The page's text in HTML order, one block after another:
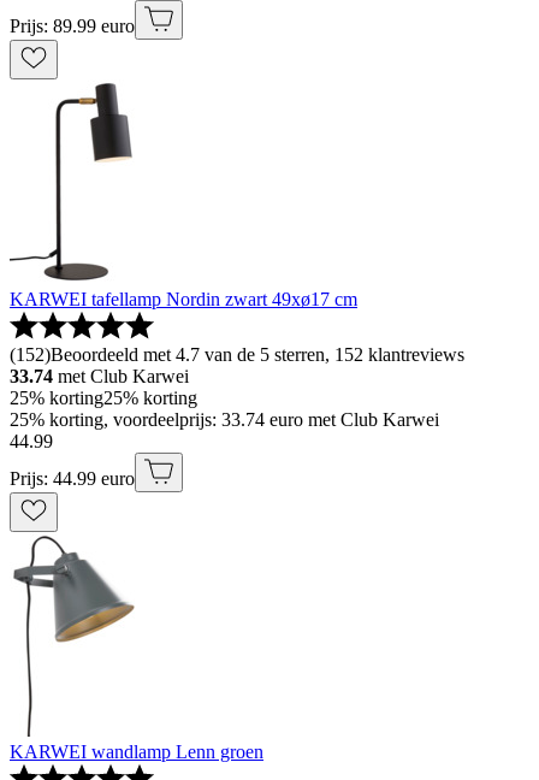
Prijs: 89.99 euro
KARWEI tafellamp Nordin zwart 49xø17 cm
(152)Beoordeeld met 4.7 van de 5 sterren, 152 klantreviews
33.74 met Club Karwei
25% korting25% korting
25% korting, voordeelprijs: 33.74 euro met Club Karwei
44.99
Prijs: 44.99 euro
KARWEI wandlamp Lenn groen